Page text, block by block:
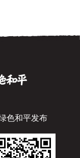
色和平发布